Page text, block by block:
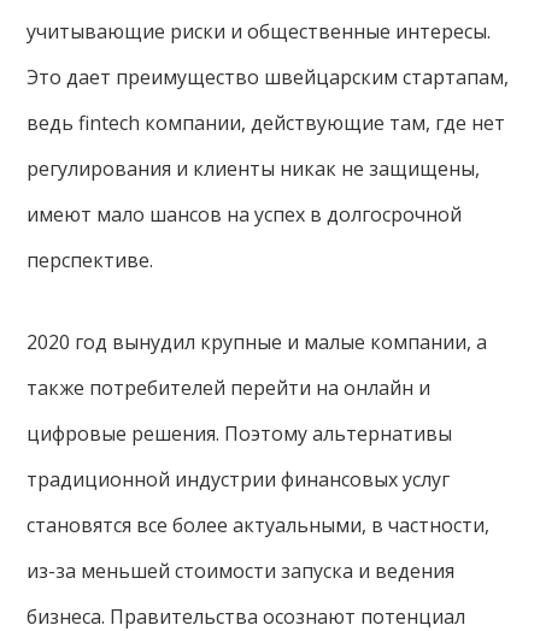
учитывающие риски и общественные интересы.
Это дает преимущество швейцарским стартапам,
ведь fintech компании, действующие там, где нет
регулирования и клиенты никак не защищены,
имеют мало шансов на успех в долгосрочной
перспективе.
2020 год вынудил крупные и малые компании, а
также потребителей перейти на онлайн и
цифровые решения. Поэтому альтернативы
традиционной индустрии финансовых услуг
становятся все более актуальными, в частности,
из-за меньшей стоимости запуска и ведения
бизнеса. Правительства осознают потенциал